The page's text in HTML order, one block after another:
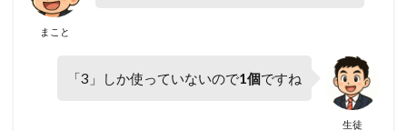
まこと
生徒
「3」しか使っていないので1個ですね